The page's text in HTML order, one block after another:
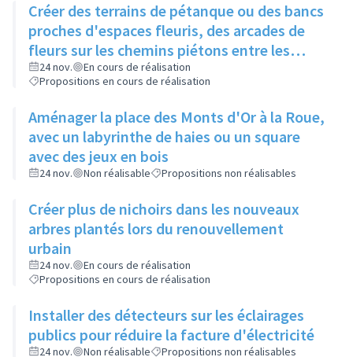
Créer des terrains de pétanque ou des bancs
proches d'espaces fleuris, des arcades de
fleurs sur les chemins piétons entre les
immeubles
24 nov.
En cours de réalisation
Propositions en cours de réalisation
Aménager la place des Monts d'Or à la Roue,
avec un labyrinthe de haies ou un square
avec des jeux en bois
24 nov. Non réalisable Propositions non réalisables
Créer plus de nichoirs dans les nouveaux
arbres plantés lors du renouvellement
urbain
24 nov.
En cours de réalisation
Propositions en cours de réalisation
Installer des détecteurs sur les éclairages
publics pour réduire la facture d'électricité
24 nov. Non réalisable Propositions non réalisables